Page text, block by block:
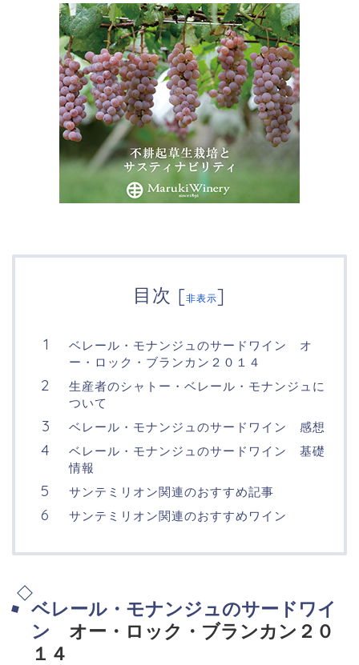
目次 [非表示]
ベレール・モナンジュのサードワイン オ
ー・ロック・ブランカン２０１４
生産者のシャトー・ベレール・モナンジュに
ついて
ベレール・モナンジュのサードワイン 感想
ベレール・モナンジュのサードワイン 基礎
情報
サンテミリオン関連のおすすめ記事
サンテミリオン関連のおすすめワイン
ベレール・モナンジュのサードワイ
ン オー・ロック・ブランカン２０
１４